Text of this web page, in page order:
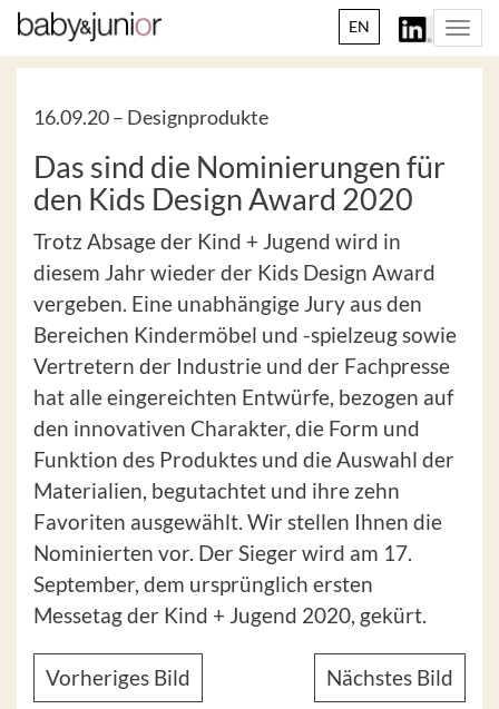
EN
16.09.20 – Designprodukte
Das sind die Nominierungen für
den Kids Design Award 2020
Trotz Absage der Kind + Jugend wird in
diesem Jahr wieder der Kids Design Award
vergeben. Eine unabhängige Jury aus den
Bereichen Kindermöbel und -spielzeug sowie
Vertretern der Industrie und der Fachpresse
hat alle eingereichten Entwürfe, bezogen auf
den innovativen Charakter, die Form und
Funktion des Produktes und die Auswahl der
Materialien, begutachtet und ihre zehn
Favoriten ausgewählt. Wir stellen Ihnen die
Nominierten vor. Der Sieger wird am 17.
September, dem ursprünglich ersten
Messetag der Kind + Jugend 2020, gekürt.
Vorheriges Bild Nächstes Bild